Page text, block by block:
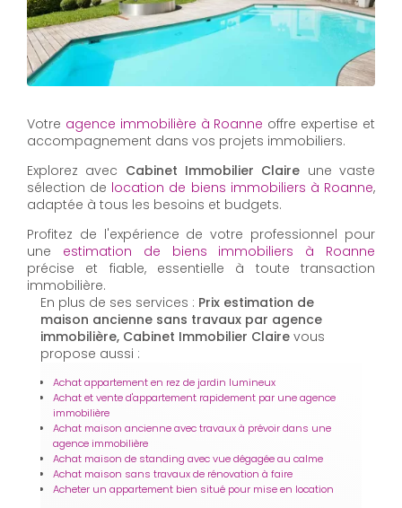
Votre agence immobilière à Roanne offre expertise et
accompagnement dans vos projets immobiliers.
Explorez avec Cabinet Immobilier Claire une vaste
sélection de location de biens immobiliers à Roanne,
adaptée à tous les besoins et budgets.
Profitez de l'expérience de votre professionnel pour
une estimation de biens immobiliers à Roanne
précise et fiable, essentielle à toute transaction
immobilière.
En plus de ses services : Prix estimation de
maison ancienne sans travaux par agence
immobilière, Cabinet Immobilier Claire vous
propose aussi :
Achat appartement en rez de jardin lumineux
Achat et vente d'appartement rapidement par une agence
immobilière
Achat maison ancienne avec travaux à prévoir dans une
agence immobilière
Achat maison de standing avec vue dégagée au calme
Achat maison sans travaux de rénovation à faire
Acheter un appartement bien situé pour mise en location